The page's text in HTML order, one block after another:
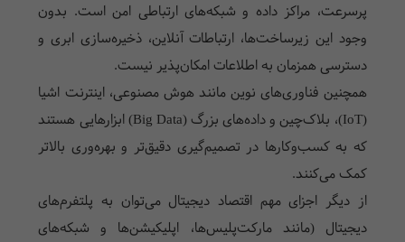
پرسرعت، مراکز داده و شبکه‌های ارتباطی امن است. بدون
وجود این زیرساخت‌ها، ارتباطات آنلاین، ذخیره‌سازی ابری و
دسترسی همزمان به اطلاعات امکان‌پذیر نیست.
همچنین فناوری‌های نوین مانند هوش مصنوعی، اینترنت اشیا
(IoT)، بلاک‌چین و داده‌های بزرگ (Big Data) ابزارهایی هستند
که به کسب‌وکارها در تصمیم‌گیری دقیق‌تر و بهره‌وری بالاتر
کمک می‌کنند.
از دیگر اجزای مهم اقتصاد دیجیتال می‌توان به پلتفرم‌های
دیجیتال (مانند مارکت‌پلیس‌ها، اپلیکیشن‌ها و شبکه‌های